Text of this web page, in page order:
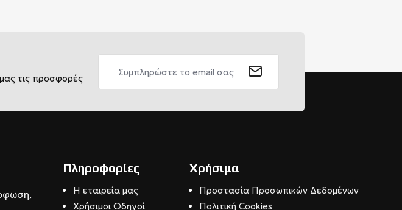
τις προσφορές
Πληροφορίες
Η εταιρεία μας
Χρήσιμοι Οδηγοί
Χρήσιμα
Προστασία Προσωπικών Δεδομένων
Πολιτική Cookies